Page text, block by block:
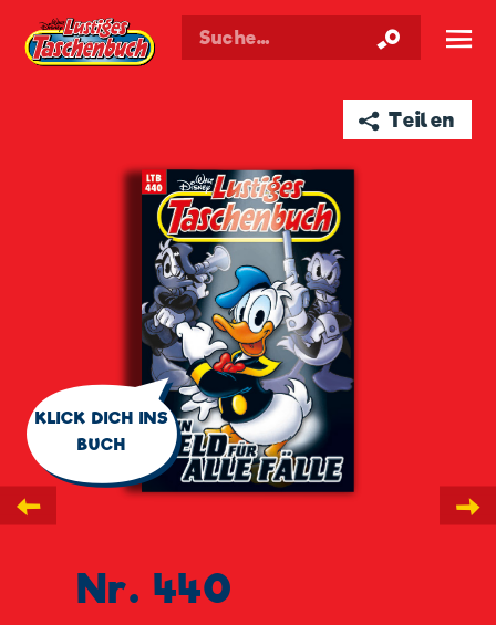
Walt Disneys Taschenbuch ☰
➦ Teilen
←
🗨
KLICK DICH INS
BUCH
Nr. 440
→